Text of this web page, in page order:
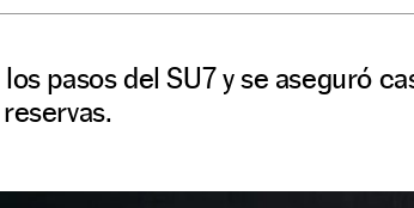
pasos del SU7 y se aseguró